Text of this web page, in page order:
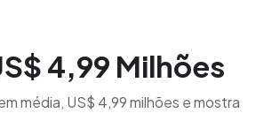
4,99 Milhões
média, US$ 4,99 milhões e mostra